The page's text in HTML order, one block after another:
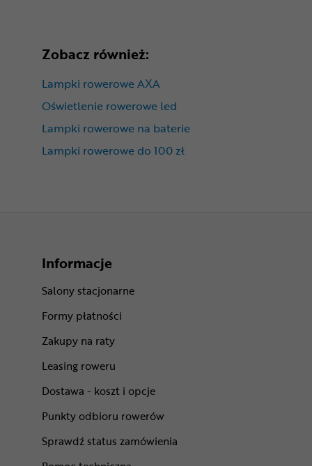
Zobacz również:
Lampki rowerowe AXA
Oświetlenie rowerowe led
Lampki rowerowe na baterie
Lampki rowerowe do 100 zł
Informacje
Salony stacjonarne
Formy płatności
Zakupy na raty
Leasing roweru
Dostawa - koszt i opcje
Punkty odbioru rowerów
Sprawdź status zamówienia